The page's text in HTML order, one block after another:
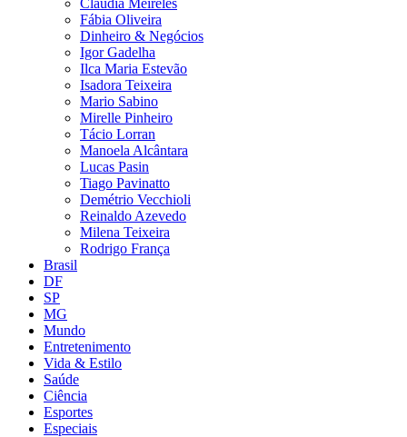
Fábia Oliveira
Dinheiro & Negócios
Igor Gadelha
Ilca Maria Estevão
Isadora Teixeira
Mario Sabino
Mirelle Pinheiro
Tácio Lorran
Manoela Alcântara
Lucas Pasin
Tiago Pavinatto
Demétrio Vecchioli
Reinaldo Azevedo
Milena Teixeira
Rodrigo França
Brasil
DF
SP
MG
Mundo
Entretenimento
Vida & Estilo
Saúde
Ciência
Esportes
Especiais